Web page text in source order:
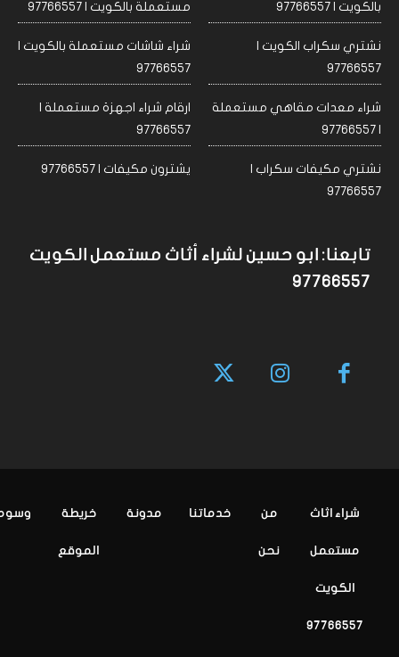
بالكويت | 97766557
مستعملة بالكويت | 97766557
نشتري سكراب الكويت |
97766557
شراء شاشات مستعملة بالكويت |
97766557
شراء معدات مقاهي مستعملة
| 97766557
ارقام شراء اجهزة مستعملة |
97766557
نشتري مكيفات سكراب |
97766557
يشترون مكيفات | 97766557
تابعنا: ابو حسين لشراء أثاث مستعمل الكويت
97766557
شراء اثاث
مستعمل
الكويت
97766557
من
نحن
خدماتنا مدونة خريطة
الموقع